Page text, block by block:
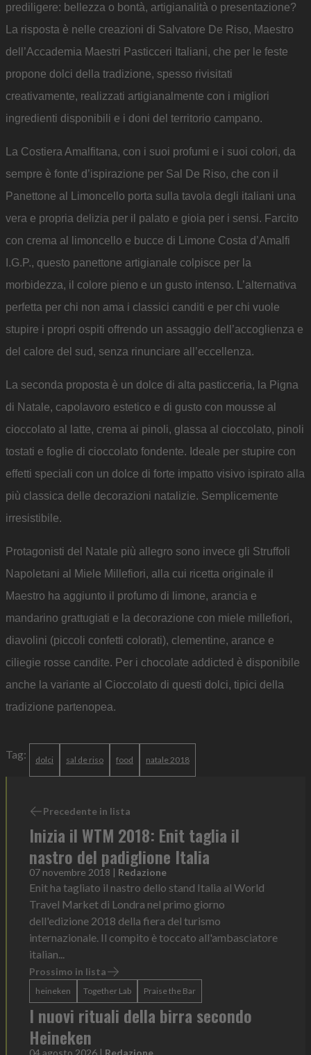
prediligere: bellezza o bontà, artigianalità o presentazione?
La risposta è nelle creazioni di Salvatore De Riso, Maestro
dell’Accademia Maestri Pasticceri Italiani, che per le feste
propone dolci della tradizione, spesso rivisitati
creativamente, realizzati artigianalmente con i migliori
ingredienti disponibili e i doni del territorio campano.
La Costiera Amalfitana, con i suoi profumi e i suoi colori, da
sempre è fonte d’ispirazione per Sal De Riso, che con il
Panettone al Limoncello porta sulla tavola degli italiani una
vera e propria delizia per il palato e gioia per i sensi. Farcito
con crema al limoncello e bucce di Limone Costa d’Amalfi
I.G.P., questo panettone artigianale colpisce per la
morbidezza, il colore pieno e un gusto intenso. L’alternativa
perfetta per chi non ama i classici canditi e per chi vuole
stupire i propri ospiti offrendo un assaggio dell’accoglienza e
del calore del sud, senza rinunciare all’eccellenza.
La seconda proposta è un dolce di alta pasticceria, la Pigna
di Natale, capolavoro estetico e di gusto con mousse al
cioccolato al latte, crema ai pinoli, glassa al cioccolato, pinoli
tostati e foglie di cioccolato fondente. Ideale per stupire con
effetti speciali con un dolce di forte impatto visivo ispirato alla
più classica delle decorazioni natalizie. Semplicemente
irresistibile.
Protagonisti del Natale più allegro sono invece gli Struffoli
Napoletani al Miele Millefiori, alla cui ricetta originale il
Maestro ha aggiunto il profumo di limone, arancia e
mandarino grattugiati e la decorazione con miele millefiori,
diavolini (piccoli confetti colorati), clementine, arance e
ciliegie rosse candite. Per i chocolate addicted è disponibile
anche la variante al Cioccolato di questi dolci, tipici della
tradizione partenopea.
Tag: dolci sal de riso food natale 2018
Precedente in lista
Inizia il WTM 2018: Enit taglia il
nastro del padiglione Italia
07 novembre 2018 | Redazione
Enit ha tagliato il nastro dello stand Italia al World
Travel Market di Londra nel primo giorno
dell'edizione 2018 della fiera del turismo
internazionale. Il compito è toccato all'ambasciatore
italian...
Prossimo in lista
heineken Together Lab Praise the Bar
I nuovi rituali della birra secondo
Heineken
04 agosto 2026 | Redazione